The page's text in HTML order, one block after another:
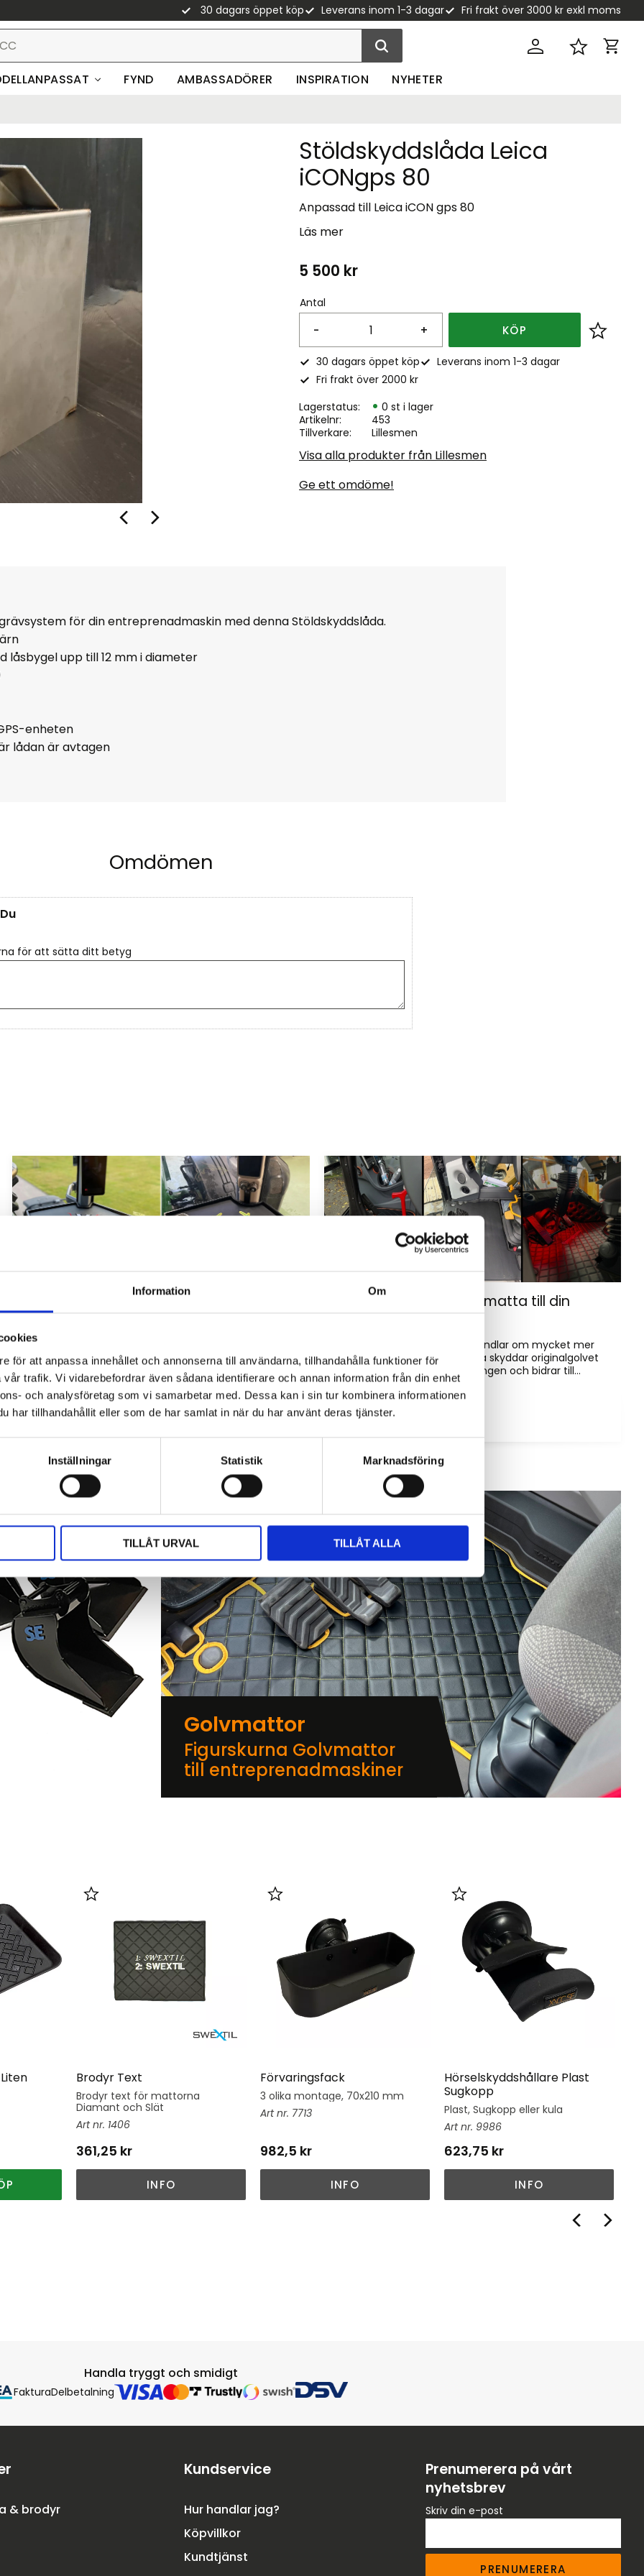
Information Om
för att anpassa innehållet och annonserna till användarna, tillhandahålla funktioner för
trafik. Vi vidarebefordrar även sådana identifierare och annan information från din enhet
och analysföretag som vi samarbetar med. Dessa kan i sin tur kombinera informationen
har tillhandahållit eller som de har samlat in när du har använt deras tjänster.
Inställningar Statistik Marknadsföring
TILLÅT URVAL TILLÅT ALLA
30 dagars öppet köp Leverans inom 1-3 dagar Fri frakt över 3000 kr exkl moms
Favoriter
FYND AMBASSADÖRER INSPIRATION NYHETER
Stöldskyddslåda Leica
iCONgps 80
Anpassad till Leica iCON gps 80
Läs mer
5 500 kr
Antal
+
- KÖP Lägg
30 dagars öppet köp
Leverans inom 1-3 dagar
Fri frakt över 2000 kr
Lagerstatus
0 st i lager
Artikelnr
453
Tillverkare
Lillesmen
Visa alla produkter från Lillesmen
Ge ett omdöme!
för din entreprenadmaskin med denna Stöldskyddslåda.
låsbygel upp till 12 mm i diameter
enheten
lådan är avtagen
Omdömen
Du
för att sätta ditt betyg
Hyttbord till traktorn, den lilla detaljen
som gör stor skillnad i vardagen
Traktorhytten är för många mer än bara en plats där
arbetet utförs. Det är kontoret, fikarummet och ibland
även lunchplatsen under långa arbetsdagar....
Hur väljer du rätt golvmatta till din
entreprenadmaskin?
Golvmatta i maskinhytten handlar om mycket mer
än bara utseende. Rätt matta skyddar originalgolvet
mot slitage, förenklar rengöringen och bidrar till...
Golvmattor
Figurskurna Golvmattor
till entreprenadmaskiner
Brodyr Text
Brodyr text för mattorna
Diamant och Slät
1406
361,25 kr
Lägg till i favoriter
INFO
Förvaringsfack
3 olika montage, 70x210 mm
7713
982,5 kr
Lägg till i favoriter
INFO
Hörselskyddshållare Plast
Sugkopp
Plast, Sugkopp eller kula
9986
623,75 kr
Lägg till i favoriter
INFO
Handla tryggt och smidigt
FakturaDelbetalning
Prenumerera på vårt
nyhetsbrev
Skriv din e-post
PRENUMERERA
& brodyr
Kundservice
Hur handlar jag?
Köpvillkor
Kundtjänst